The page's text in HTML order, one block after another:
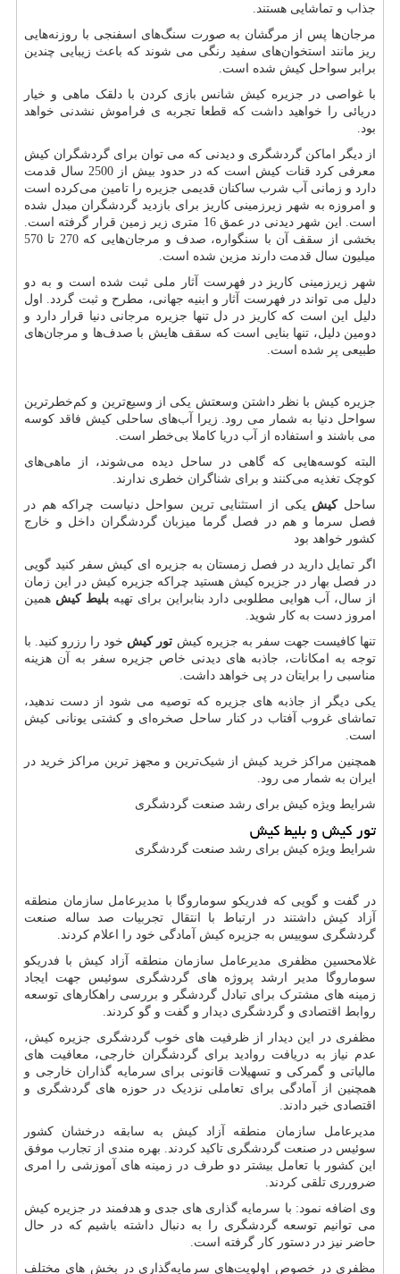
جذاب و تماشایی هستند.
مرجان‌ها پس از مرگشان به صورت سنگ‌های اسفنجی با روزنه‌هایی
ریز مانند استخوان‌های سفید رنگی می شوند که باعث زیبایی چندین
برابر سواحل کیش شده است.
با غواصی در جزیره کیش شانس بازی کردن با دلقک ماهی و خیار
دریائی را خواهید داشت که قطعا تجربه ی فراموش نشدنی خواهد
بود.
از دیگر اماکن گردشگری و دیدنی که می توان برای گردشگران کیش
معرفی کرد قنات کیش است که در حدود بیش از 2500 سال قدمت
دارد و زمانی آب شرب ساکنان قدیمی جزیره را تامین می‌کرده است
و امروزه به شهر زیرزمینی کاریز برای بازدید گردشگران مبدل شده
است. این شهر دیدنی در عمق 16 متری زیر زمین قرار گرفته است.
بخشی از سقف آن با سنگواره، صدف و مرجان‌هایی که 270 تا 570
میلیون سال قدمت دارند مزین شده است.
شهر زیرزمینی کاریز در فهرست آثار ملی ثبت شده است و به دو
دلیل می تواند در فهرست آثار و ابنیه جهانی، مطرح و ثبت گردد. اول
دلیل این است که کاریز در دل تنها جزیره مرجانی دنیا قرار دارد و
دومین دلیل، تنها بنایی است که سقف هایش با صدف‌ها و مرجان‌های
طبیعی پر شده است.
جزیره کیش با نظر داشتن وسعتش یکی از وسیع‌ترین و کم‌خطرترین
سواحل دنیا به شمار می رود. زیرا آب‌های ساحلی کیش فاقد کوسه
می باشند و استفاده از آب دریا کاملا بی‌خطر است.
البته کوسه‌هایی که گاهی در ساحل دیده می‌شوند، از ماهی‌های
کوچک تغذیه می‌کنند و برای شناگران خطری ندارند.
ساحلکیش یکی از استثنایی ترین سواحل دنیاست چراکه هم در
فصل سرما و هم در فصل گرما میزبان گردشگران داخل و خارج
کشور خواهد بود
اگر تمایل دارید در فصل زمستان به جزیره ای کیش سفر کنید گویی
در فصل بهار در جزیره کیش هستید چراکه جزیره کیش در این زمان
از سال، آب هوایی مطلوبی دارد بنابراین برای تهیهبلیط کیش همین
امروز دست به کار شوید.
تنها کافیست جهت سفر به جزیره کیش تور کیش خود را رزرو کنید. با
توجه به امکانات، جاذبه های دیدنی خاص جزیره سفر به آن هزینه
مناسبی را برایتان در پی خواهد داشت.
یکی دیگر از جاذبه های جزیره که توصیه می شود از دست ندهید،
تماشای غروب آفتاب در کنار ساحل صخره‌ای و کشتی یونانی کیش
است.
همچنین مراکز خرید کیش از شیک‌ترین و مجهز ترین مراکز خرید در
ایران به شمار می رود.
شرایط ویژه كيش برای رشد صنعت گردشگری
تور کیش و بلیط کیش
شرایط ویژه كيش برای رشد صنعت گردشگری
در گفت و گویی که فدریکو سوماروگا با مدیرعامل سازمان منطقه
آزاد کیش داشتند در ارتباط با انتقال تجربیات صد ساله صنعت
گردشگری سوییس به جزیره کیش آمادگی خود را اعلام کردند.
غلامحسین مظفری مدیرعامل سازمان منطقه آزاد کیش با فدریکو
سوماروگا مدیر ارشد پروژه‌ های گردشگری سوئیس جهت ایجاد
زمینه های مشترک برای تبادل گردشگر و بررسی راهکارهای توسعه
روابط اقتصادی و گردشگری دیدار و گفت و گو کردند.
مظفری در این دیدار از ظرفیت های خوب گردشگری جزیره کیش،
عدم نیاز به دریافت روادید برای گردشگران خارجی، معافیت های
مالیاتی و گمرکی و تسهیلات قانونی برای سرمایه گذاران خارجی و
همچنین از آمادگی برای تعاملی نزدیک در حوزه های گردشگری و
اقتصادی خبر دادند.
مدیرعامل سازمان منطقه آزاد کیش به سابقه درخشان کشور
سوئیس در صنعت گردشگری تاکید کردند. بهره مندی از تجارب موفق
این کشور با تعامل بیشتر دو طرف در زمینه های آموزشی را امری
ضرورری تلقی کردند.
وی اضافه نمود: با سرمايه گذارى هاى جدى و هدفمند در جزيره كيش
می توانیم توسعه گردشگرى را به دنبال داشته باشیم که در حال
حاضر نیز در دستور کار گرفته است.
مظفری در خصوص اولویت‌های سرمایه‌گذاری در بخش های مختلف